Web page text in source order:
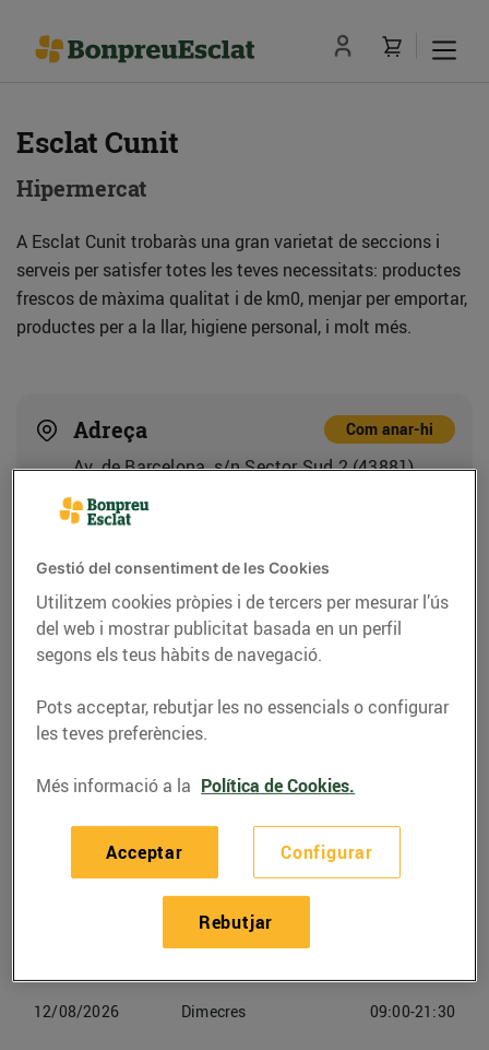
Esclat Cunit
Hipermercat
A Esclat Cunit trobaràs una gran varietat de seccions i
serveis per satisfer totes les teves necessitats: productes
frescos de màxima qualitat i de km0, menjar per emportar,
productes per a la llar, higiene personal, i molt més.
Adreça Com anar-hi
Av. de Barcelona, s/n Sector Sud 2 (43881)
Telèfon
877002400
Horaris Esclat Cunit
09/08/2026 09:00-21:30
Dilluns
12/08/2026 Dimecres 09:00-21:30
Gestió del consentiment de les Cookies
Utilitzem cookies pròpies i de tercers per mesurar l’ús
del web i mostrar publicitat basada en un perfil
segons els teus hàbits de navegació.
Pots acceptar, rebutjar les no essencials o configurar
les teves preferències.
Més informació a la Política de Cookies.
Configurar
Rebutjar
Acceptar